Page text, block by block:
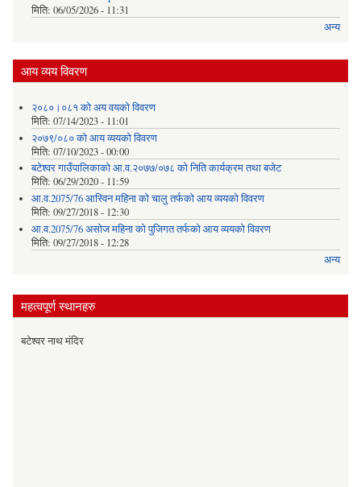
मिति: 06/05/2026 - 11:31
अन्य
आय व्यय विवरण
२०८०।०८१ को अय वयको विवरण
मिति: 07/14/2023 - 11:01
२०७९/०८० को आय व्ययको विवरण
मिति: 07/10/2023 - 00:00
बटेश्वर गाउँपालिकाको आ.व.२०७७/०७८ को निति कार्यक्रम तथा बजेट
मिति: 06/29/2020 - 11:59
आ.व.2075/76 आस्विन महिना को चालु तर्फको आय व्ययको विवरण
मिति: 09/27/2018 - 12:30
आ.व.2075/76 असोज महिना को पुजिगत तर्फको आय व्ययको विवरण
मिति: 09/27/2018 - 12:28
अन्य
महत्वपूर्ण स्थानहरु
बटेश्वर नाथ मंदिर